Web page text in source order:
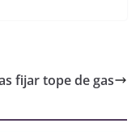
fijar tope de gas